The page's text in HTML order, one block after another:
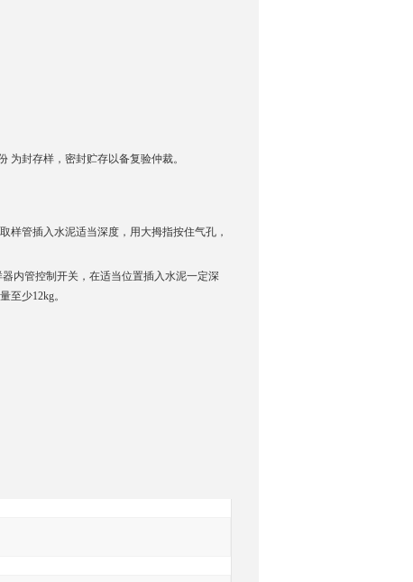
为封存样，密封贮存以备复验仲裁。
样管插入水泥适当深度，用大拇指按住气孔，
内管控制开关，在适当位置插入水泥一定深
至少12kg。